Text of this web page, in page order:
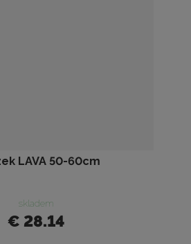
LAVA 50-60cm
skladem
€ 28.14